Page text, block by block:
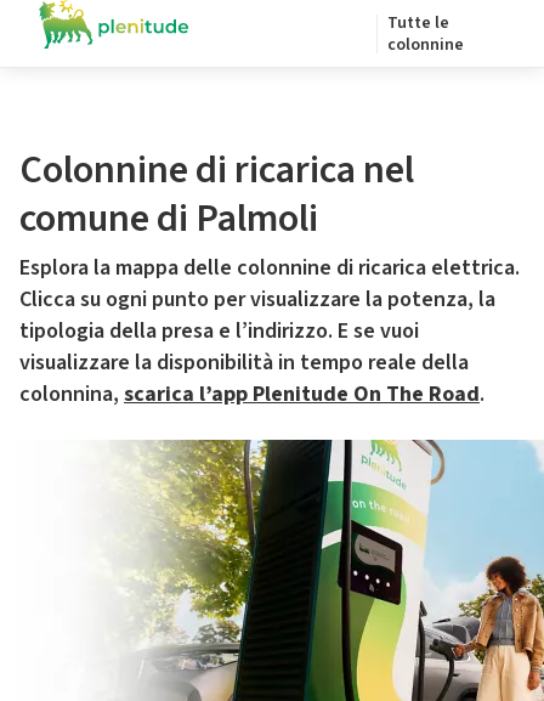
Tutte le
colonnine
Colonnine di ricarica nel
comune di Palmoli
Esplora la mappa delle colonnine di ricarica elettrica.
Clicca su ogni punto per visualizzare la potenza, la
tipologia della presa e l’indirizzo. E se vuoi
visualizzare la disponibilità in tempo reale della
colonnina, scarica l’app Plenitude On The Road.